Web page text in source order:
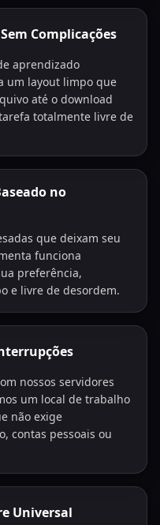
Complicações
aprendizado
um layout limpo que
até o download
totalmente livre de
no
que deixam seu
funciona
preferência,
e livre de desordem.
nossos servidores
um local de trabalho
não exige
contas pessoais ou
Universal